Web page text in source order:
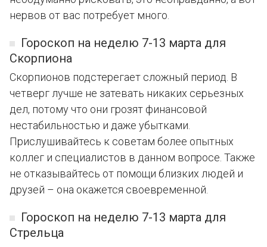
нервов от вас потребует много.
Гороскоп на неделю 7-13 марта для
Скорпиона
Скорпионов подстерегает сложный период. В
четверг лучше не затевать никаких серьезных
дел, потому что они грозят финансовой
нестабильностью и даже убытками.
Прислушивайтесь к советам более опытных
коллег и специалистов в данном вопросе. Также
не отказывайтесь от помощи близких людей и
друзей – она окажется своевременной.
Гороскоп на неделю 7-13 марта для
Стрельца